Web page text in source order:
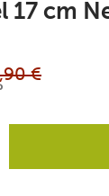
17 cm
€